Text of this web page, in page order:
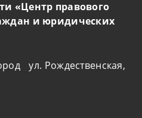
«Центр правового
и юридических
ул. Рождественская,